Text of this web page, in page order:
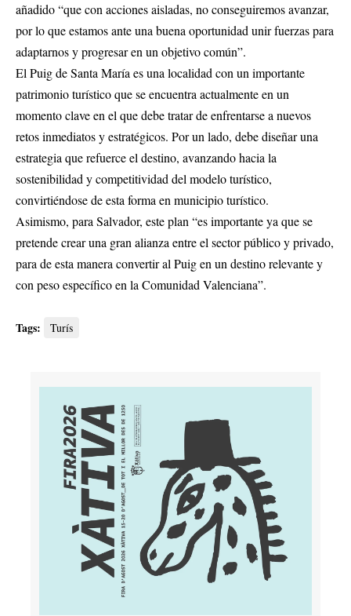
añadido “que con acciones aisladas, no conseguiremos avanzar,
por lo que estamos ante una buena oportunidad unir fuerzas para
adaptarnos y progresar en un objetivo común”.
El Puig de Santa María es una localidad con un importante
patrimonio turístico que se encuentra actualmente en un
momento clave en el que debe tratar de enfrentarse a nuevos
retos inmediatos y estratégicos. Por un lado, debe diseñar una
estrategia que refuerce el destino, avanzando hacia la
sostenibilidad y competitividad del modelo turístico,
convirtiéndose de esta forma en municipio turístico.
Asimismo, para Salvador, este plan “es importante ya que se
pretende crear una gran alianza entre el sector público y privado,
para de esta manera convertir al Puig en un destino relevante y
con peso específico en la Comunidad Valenciana”.
Tags: Turís